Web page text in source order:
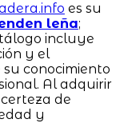
es su
leña;
incluye
y el
conocimiento
Al adquirir
de
y